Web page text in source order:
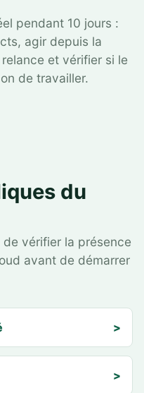
pendant 10 jours :
agir depuis la
et vérifier si le
de travailler.
du
vérifier la présence
avant de démarrer
>
>